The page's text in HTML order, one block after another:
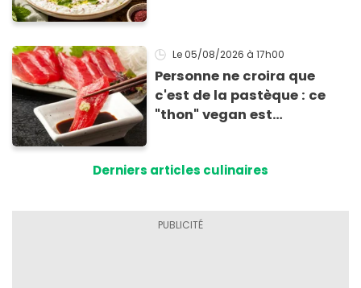
grillades
Le 05/08/2026 à 17h00
Personne ne croira que
c'est de la pastèque : ce
"thon" vegan est
Derniers articles culinaires